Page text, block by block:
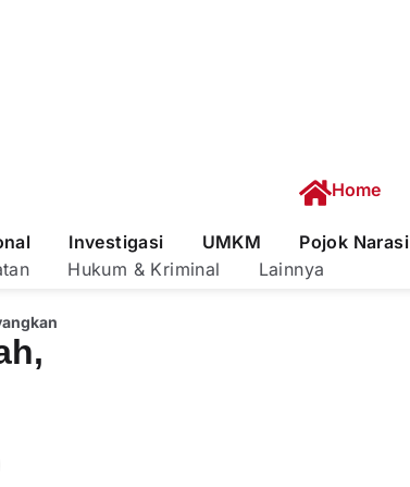
Home
Investigasi UMKM
Pojok Narasi
Hukum & Kriminal Lainnya